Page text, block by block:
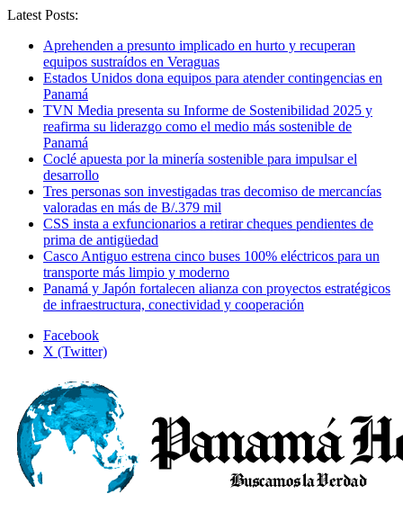
Latest Posts:
Aprehenden a presunto implicado en hurto y recuperan
equipos sustraídos en Veraguas
Estados Unidos dona equipos para atender contingencias en
Panamá
TVN Media presenta su Informe de Sostenibilidad 2025 y
reafirma su liderazgo como el medio más sostenible de
Panamá
Coclé apuesta por la minería sostenible para impulsar el
desarrollo
Tres personas son investigadas tras decomiso de mercancías
valoradas en más de B/.379 mil
CSS insta a exfuncionarios a retirar cheques pendientes de
prima de antigüedad
Casco Antiguo estrena cinco buses 100% eléctricos para un
transporte más limpio y moderno
Panamá y Japón fortalecen alianza con proyectos estratégicos
de infraestructura, conectividad y cooperación
Facebook
X (Twitter)